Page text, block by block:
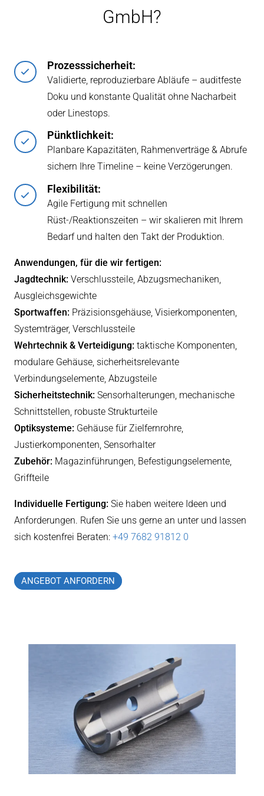
GmbH?
Prozesssicherheit:
Validierte, reproduzierbare Abläufe – auditfeste
Doku und konstante Qualität ohne Nacharbeit
oder Linestops.
Pünktlichkeit:
Planbare Kapazitäten, Rahmenverträge & Abrufe
sichern Ihre Timeline – keine Verzögerungen.
Flexibilität:
Agile Fertigung mit schnellen
Rüst-/Reaktionszeiten – wir skalieren mit Ihrem
Bedarf und halten den Takt der Produktion.
Anwendungen, für die wir fertigen:
Jagdtechnik: Verschlussteile, Abzugsmechaniken,
Ausgleichsgewichte
Sportwaffen: Präzisionsgehäuse, Visierkomponenten,
Systemträger, Verschlussteile
Wehrtechnik & Verteidigung: taktische Komponenten,
modulare Gehäuse, sicherheitsrelevante
Verbindungselemente, Abzugsteile
Sicherheitstechnik: Sensorhalterungen, mechanische
Schnittstellen, robuste Strukturteile
Optiksysteme: Gehäuse für Zielfernrohre,
Justierkomponenten, Sensorhalter
Zubehör: Magazinführungen, Befestigungselemente,
Griffteile
Individuelle Fertigung: Sie haben weitere Ideen und
Anforderungen. Rufen Sie uns gerne an unter und lassen
sich kostenfrei Beraten: +49 7682 91812 0
ANGEBOT ANFORDERN